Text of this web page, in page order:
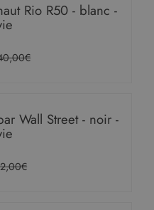
Rio R50 - blanc -
Wall Street - noir -